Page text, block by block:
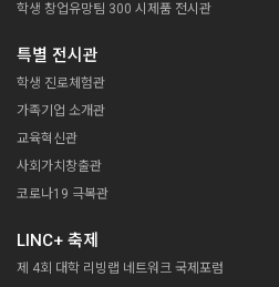
산학협력 부문 석학 온라인 대담
15:30~16:30
폐회식 및 시상식
박찬 선생님
12.6 종일
람자 모의 투자 진행
학생 창업유망팀 300 시제품 전시관
특별 전시관
학생 진로체험관
가족기업 소개관
교육혁신관
사회가치창출관
코로나19 극복관
LINC+ 축제
제 4회 대학 리빙랩 네트워크 국제포럼